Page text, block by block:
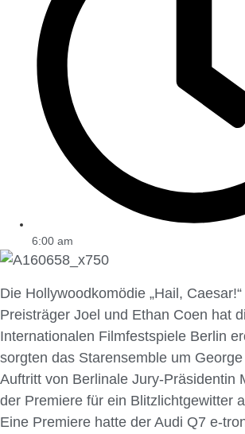
6:00 am
Die Hollywoodkomödie „Hail,
Preisträger Joel und Ethan Coen hat
Internationalen Filmfestspiele Berlin
sorgten das Starensemble um
Auftritt von Berlinale Jury-Präsidentin
der Premiere für ein Blitzlichtgewitter
Eine Premiere hatte der Audi Q7 e-